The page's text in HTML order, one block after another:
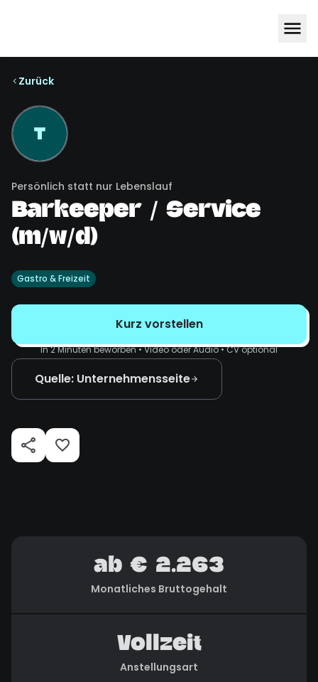
Zurück
T
Persönlich statt nur Lebenslauf
Barkeeper / Service
(m/w/d)
Gastro & Freizeit
Kurz vorstellen
In 2 Minuten beworben • Video oder Audio • CV optional
Quelle: Unternehmensseite
ab € 2.263
Monatliches Bruttogehalt
Vollzeit
Anstellungsart